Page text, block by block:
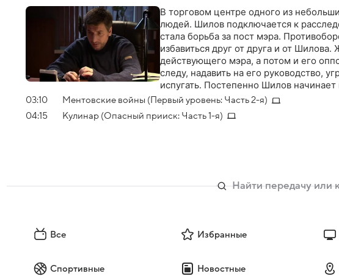
В торговом центре одного из
людей. Шилов подключается к
стала борьба за пост мэра.
избавиться друг от друга и от
действующего мэра, а потом и его
следу, надавить на его руководство,
испугать. Постепенно Шилов начинает
многочисленных убийств - только
преступной организации…
03:10
Ментовские войны (Первый уровень: Часть 2-я)
04:15
Кулинар (Опасный прииск: Часть 1-я)
Все Избранные
Спортивные Новостные